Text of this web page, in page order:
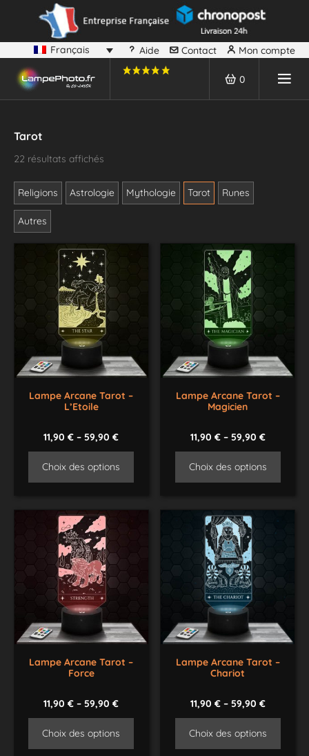
Français Aide Contact Mon compte
0
Tarot
22 résultats affichés
Religions Astrologie Mythologie Tarot Runes
Autres
Lampe Arcane Tarot –
L’Etoile
11,90€ –59,90€
Choix des options
Lampe Arcane Tarot –
Magicien
11,90 €– 59,90 €
Choix des options
Lampe Arcane Tarot –
Force
11,90€ –59,90€
Choix des options
Lampe Arcane Tarot –
Chariot
11,90 €– 59,90 €
Choix des options